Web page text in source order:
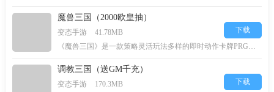
魔兽三国（2000欧皇抽）
变态手游
41.78MB
《魔兽三国》是一款策略灵活玩法多样的即时动作卡牌PRG游戏，
下载
调教三国（送GM千充）
变态手游
170.3MB
下载